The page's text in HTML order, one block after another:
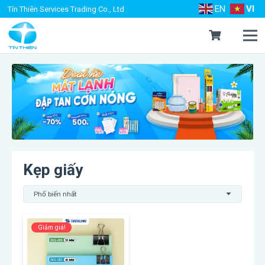
Tín Thiên Services Trading Co., Ltd EN VI
Kẹp giấy
Giảm giá!